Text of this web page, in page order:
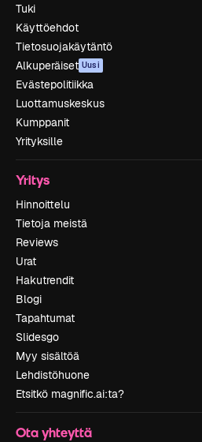
Tuki
Käyttöehdot
Tietosuojakäytäntö
Alkuperäiset Uusi
Evästepolitiikka
Luottamuskeskus
Kumppanit
Yrityksille
Yritys
Hinnoittelu
Tietoja meistä
Reviews
Urat
Hakutrendit
Blogi
Tapahtumat
Slidesgo
Myy sisältöä
Lehdistöhuone
Etsitkö magnific.ai:ta?
Ota yhteyttä